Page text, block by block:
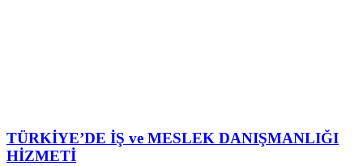
TÜRKİYE’DE İŞ ve MESLEK DANIŞMANLIĞI
HİZMETİ